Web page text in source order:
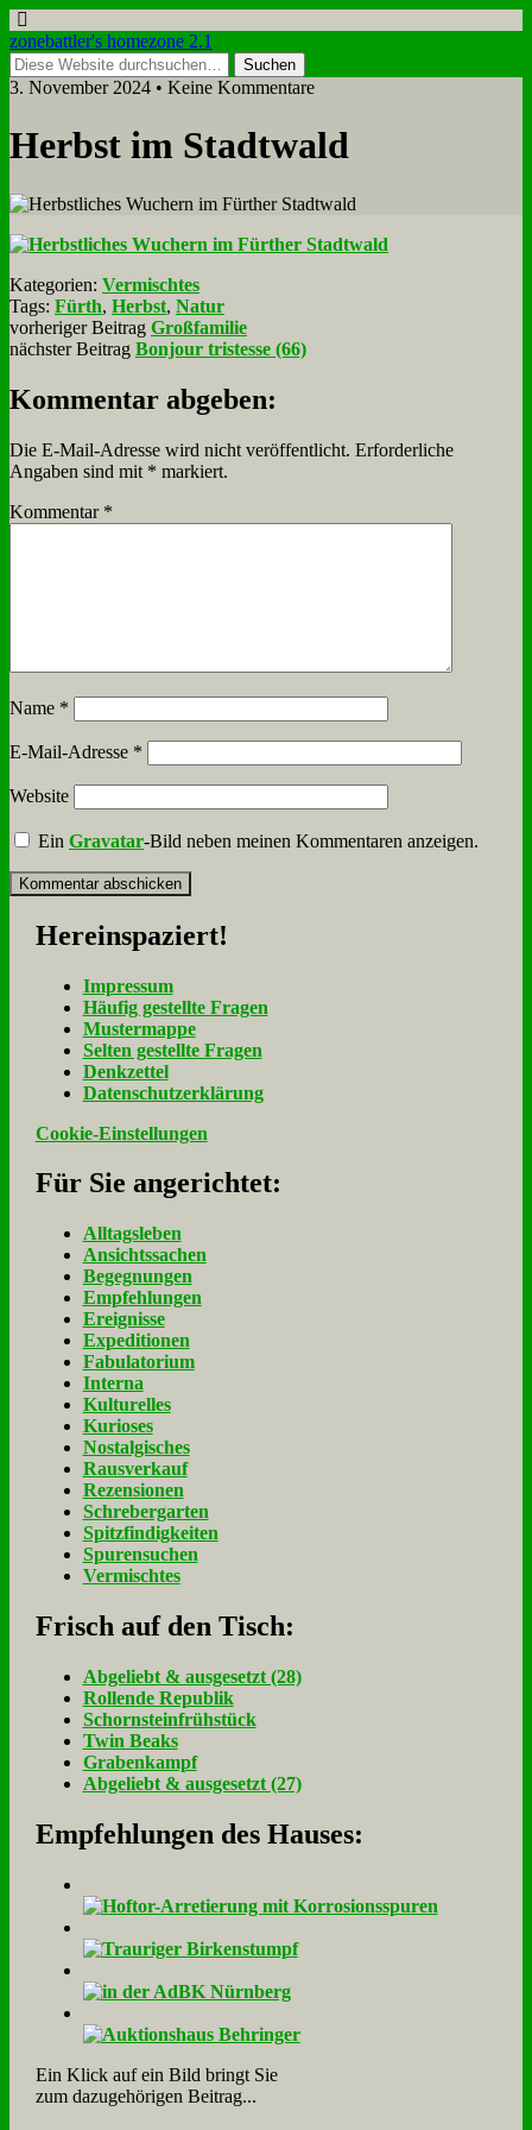
zonebattler's homezone 2.1
3. November 2024 • Keine Kommentare
Herbst im Stadt­wald
Kategorien: Vermischtes
Tags: Fürth, Herbst, Natur
vorheriger Beitrag Großfamilie
nächster Beitrag Bonjour tristesse (66)
Kommentar abgeben:
Die E-Mail-Adresse wird nicht veröffentlicht. Erforderliche
Angaben sind mit * markiert.
Kommentar *
Name *
E-Mail-Adresse *
Website
EinGravatar-Bild neben meinen Kommentaren anzeigen.
Her­ein­spa­ziert!
Im­pres­sum
Häu­fig ge­stell­te Fra­gen
Mu­ster­map­pe
Sel­ten ge­stell­te Fra­gen
Denk­zet­tel
Da­ten­schutz­er­klä­rung
Cookie-Einstellungen
Für Sie an­ge­rich­tet:
Alltagsleben
Ansichtssachen
Begegnungen
Empfehlungen
Ereignisse
Expeditionen
Fabulatorium
Interna
Kulturelles
Kurioses
Nostalgisches
Rausverkauf
Rezensionen
Schrebergarten
Spitzfindigkeiten
Spurensuchen
Vermischtes
Frisch auf den Tisch:
Ab­ge­liebt & aus­ge­setzt (28)
Rol­len­de Re­pu­blik
Schorn­stein­früh­stück
Twin Beaks
Gra­ben­kampf
Ab­ge­liebt & aus­ge­setzt (27)
Empfehlungen des Hauses:
Ein Klick auf ein Bild bringt Sie
zum dazugehörigen Beitrag...